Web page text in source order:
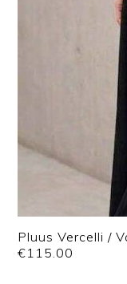
Pluus Vercelli /
€115.00